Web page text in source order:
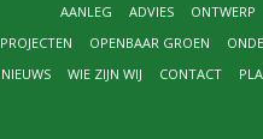
ONTWERP
ADVIES
AANLEG
OPENBAAR GROEN
PROJECTEN
CONTACT
WIE ZIJN WIJ
NIEUWS